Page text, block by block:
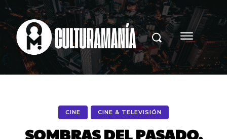
CINE CINE & TELEVISIÓN
SOMBRAS DEL PASADO,